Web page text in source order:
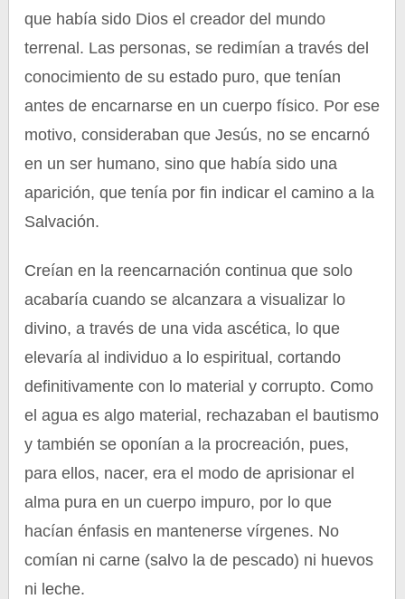
que había sido Dios el creador del mundo
terrenal. Las personas, se redimían a través del
conocimiento de su estado puro, que tenían
antes de encarnarse en un cuerpo físico. Por ese
motivo, consideraban que Jesús, no se encarnó
en un ser humano, sino que había sido una
aparición, que tenía por fin indicar el camino a la
Salvación.
Creían en la reencarnación continua que solo
acabaría cuando se alcanzara a visualizar lo
divino, a través de una vida ascética, lo que
elevaría al individuo a lo espiritual, cortando
definitivamente con lo material y corrupto. Como
el agua es algo material, rechazaban el bautismo
y también se oponían a la procreación, pues,
para ellos, nacer, era el modo de aprisionar el
alma pura en un cuerpo impuro, por lo que
hacían énfasis en mantenerse vírgenes. No
comían ni carne (salvo la de pescado) ni huevos
ni leche.